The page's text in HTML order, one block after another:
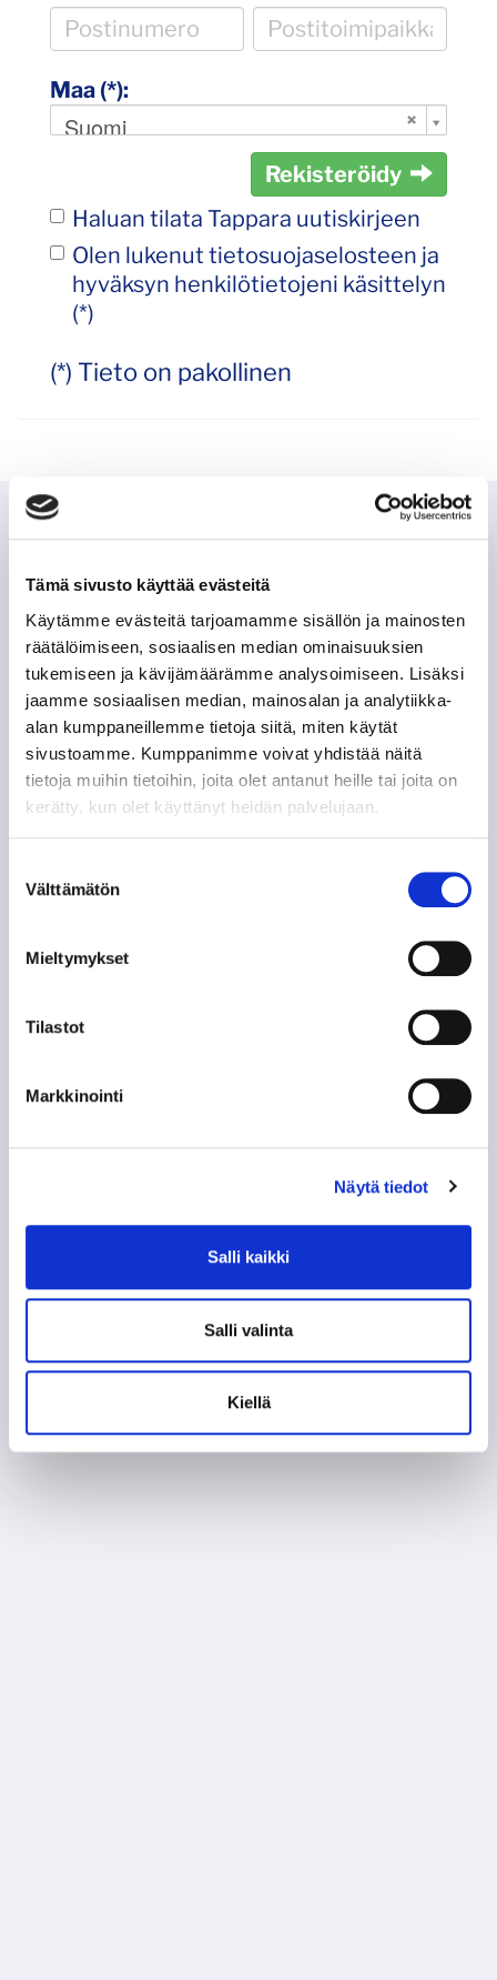
Tämä sivusto käyttää evästeitä
Käytämme evästeitä tarjoamamme sisällön ja mainosten
räätälöimiseen, sosiaalisen median ominaisuuksien
tukemiseen ja kävijämäärämme analysoimiseen. Lisäksi
jaamme sosiaalisen median, mainosalan ja analytiikka-
alan kumppaneillemme tietoja siitä, miten käytät
sivustoamme. Kumppanimme voivat yhdistää näitä
tietoja muihin tietoihin, joita olet antanut heille tai joita on
kerätty, kun olet käyttänyt heidän palvelujaan.
valinta
Välttämätön
Mieltymykset
Tilastot
Markkinointi
Näytä tiedot
Salli kaikki
Salli valinta
Kiellä
Maa (*):
Suomi
Rekisteröidy
Haluan tilata Tappara uutiskirjeen
Olen lukenut tietosuojaselosteen ja
hyväksyn henkilötietojeni käsittelyn
(*)
(*) Tieto on pakollinen